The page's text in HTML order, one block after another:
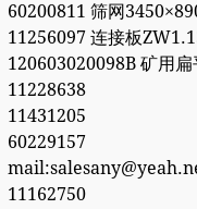
60200811 筛网
11256097 连接板
120603020098B 矿用
11228638
11431205
60229157
11162750